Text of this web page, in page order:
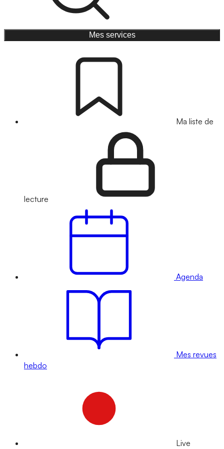
Mes services
Ma liste de
lecture
Agenda
Mes revues
hebdo
Live